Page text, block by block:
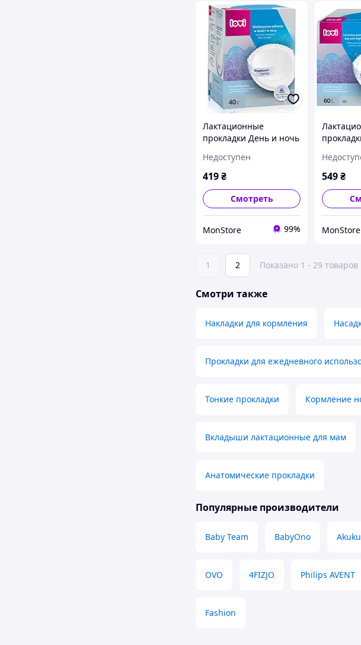
Лактационные
прокладки День и ночь
(5903407196022)
Недоступен
419₴
Смотреть
MonStore 99%
549₴
MonStore
1 2 Показано 1 - 29 товаров
Смотри также
Накладки для кормления
Прокладки для ежедневного
Тонкие прокладки Кормление
Вкладыши лактационные для мам
Анатомические прокладки
Популярные производители
Baby Team BabyOno Akuku
OVO 4FIZJO Philips AVENT
Fashion